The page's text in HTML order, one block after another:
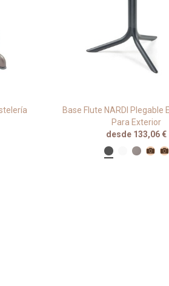
Base Flute NARDI Plegable
Para Exterior
desde 133,06 €